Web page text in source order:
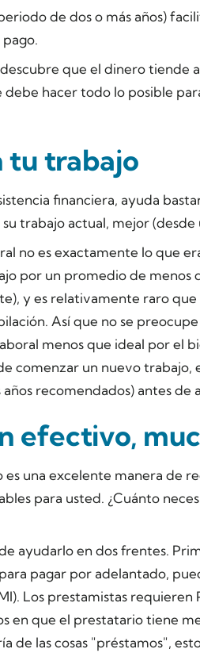
de dos o más años)
que el dinero tiende
debe hacer todo lo posible
tu trabajo
financiera, ayuda
trabajo actual, mejor
no es exactamente lo que
por un promedio de menos
y es relativamente raro
Así que no se
menos que ideal por el
comenzar un nuevo trabajo,
años recomendados) antes
efectivo,
una excelente manera de
para usted. ¿Cuánto
ayudarlo en dos frentes.
pagar por adelantado,
Los prestamistas requieren
en que el prestatario tiene
de las cosas "préstamos",